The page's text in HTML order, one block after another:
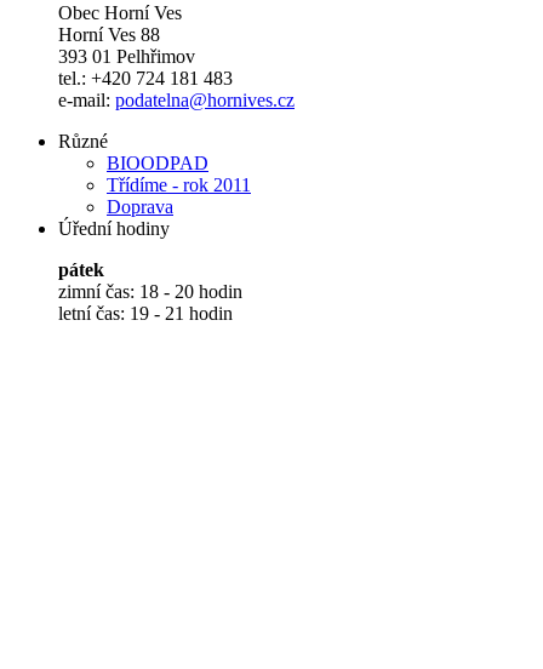
Obec Horní Ves
Horní Ves 88
393 01 Pelhřimov
tel.: +420 724 181 483
e-mail: podatelna@hornives.cz
Různé
BIOODPAD
Třídíme - rok 2011
Doprava
Úřední hodiny
pátek
zimní čas: 18 - 20 hodin
letní čas: 19 - 21 hodin